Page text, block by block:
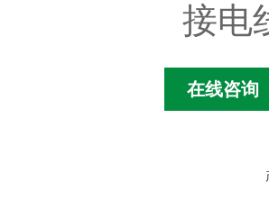
接电
在线咨询